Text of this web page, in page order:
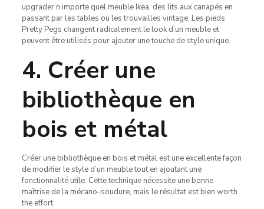
upgrader n’importe quel meuble Ikea, des lits aux canapés en
passant par les tables ou les trouvailles vintage. Les pieds
Pretty Pegs changent radicalement le look d’un meuble et
peuvent être utilisés pour ajouter une touche de style unique.
4. Créer une
bibliothèque en
bois et métal
Créer une bibliothèque en bois et métal est une excellente façon
de modifier le style d’un meuble tout en ajoutant une
fonctionnalité utile. Cette technique nécessite une bonne
maîtrise de la mécano-soudure, mais le résultat est bien worth
the effort.